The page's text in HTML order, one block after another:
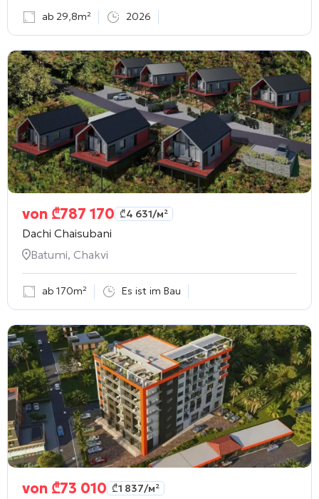
ab 29,8m² 2026
von ₾787 170 ₾4 631/м²
Dachi Chaisubani
Batumi, Chakvi
ab 170m² Es ist im Bau
von ₾73 010 ₾1 837/м²